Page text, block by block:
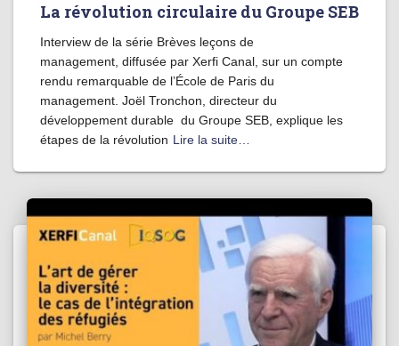
La révolution circulaire du Groupe SEB
Interview de la série Brèves leçons de
management, diffusée par Xerfi Canal, sur un compte
rendu remarquable de l’École de Paris du
management. Joël Tronchon, directeur du
développement durable du Groupe SEB, explique les
étapes de la révolution Lire la suite…